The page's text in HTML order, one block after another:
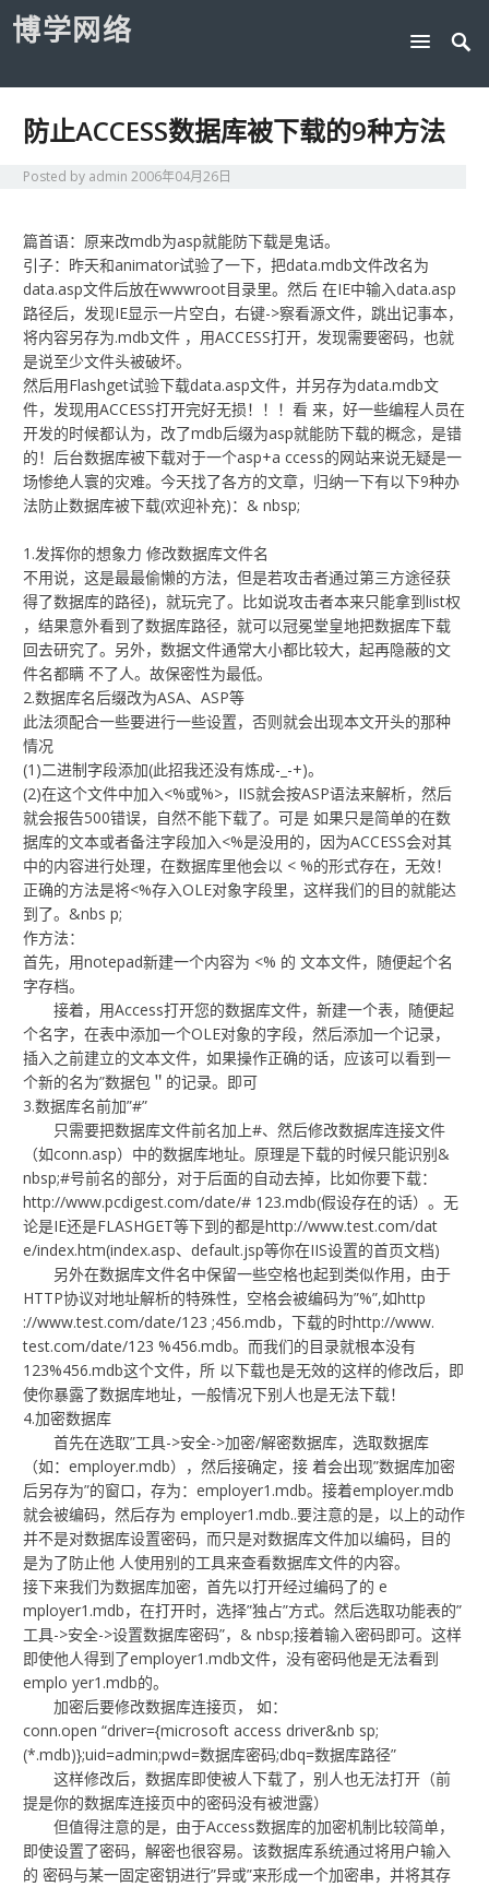
博学网络
防止ACCESS数据库被下载的9种方法
Posted by admin 2006年04月26日
篇首语：原来改mdb为asp就能防下载是鬼话。
引子：昨天和animator试验了一下，把data.mdb文件改名为
data.asp文件后放在wwwroot目录里。然后 在IE中输入data.asp
路径后，发现IE显示一片空白，右键->察看源文件，跳出记事本，
将内容另存为.mdb文件 ，用ACCESS打开，发现需要密码，也就
是说至少文件头被破坏。
然后用Flashget试验下载data.asp文件，并另存为data.mdb文
件，发现用ACCESS打开完好无损！！！看 来，好一些编程人员在
开发的时候都认为，改了mdb后缀为asp就能防下载的概念，是错
的！后台数据库被下载对于一个asp+a ccess的网站来说无疑是一
场惨绝人寰的灾难。今天找了各方的文章，归纳一下有以下9种办
法防止数据库被下载(欢迎补充)：& nbsp;
1.发挥你的想象力 修改数据库文件名
不用说，这是最最偷懒的方法，但是若攻击者通过第三方途径获
得了数据库的路径)，就玩完了。比如说攻击者本来只能拿到list权
，结果意外看到了数据库路径，就可以冠冕堂皇地把数据库下载
回去研究了。另外，数据文件通常大小都比较大，起再隐蔽的文
件名都瞒 不了人。故保密性为最低。
2.数据库名后缀改为ASA、ASP等
此法须配合一些要进行一些设置，否则就会出现本文开头的那种
情况
(1)二进制字段添加(此招我还没有炼成-_-+)。
(2)在这个文件中加入<%或%>，IIS就会按ASP语法来解析，然后
就会报告500错误，自然不能下载了。可是 如果只是简单的在数
据库的文本或者备注字段加入<%是没用的，因为ACCESS会对其
中的内容进行处理，在数据库里他会以 < %的形式存在，无效！
正确的方法是将<%存入OLE对象字段里，这样我们的目的就能达
到了。&nbs p;
作方法：
首先，用notepad新建一个内容为 <% 的 文本文件，随便起个名
字存档。
接着，用Access打开您的数据库文件，新建一个表，随便起
个名字，在表中添加一个OLE对象的字段，然后添加一个记录，
插入之前建立的文本文件，如果操作正确的话，应该可以看到一
个新的名为”数据包＂的记录。即可
3.数据库名前加”#”
只需要把数据库文件前名加上#、然后修改数据库连接文件
（如conn.asp）中的数据库地址。原理是下载的时候只能识别&
nbsp;#号前名的部分，对于后面的自动去掉，比如你要下载：
http://www.pcdigest.com/date/# 123.mdb(假设存在的话）。无
论是IE还是FLASHGET等下到的都是http://www.test.com/dat
e/index.htm(index.asp、default.jsp等你在IIS设置的首页文档)
另外在数据库文件名中保留一些空格也起到类似作用，由于
HTTP协议对地址解析的特殊性，空格会被编码为”%”,如http
://www.test.com/date/123 ;456.mdb，下载的时http://www.
test.com/date/123 %456.mdb。而我们的目录就根本没有
123%456.mdb这个文件，所 以下载也是无效的这样的修改后，即
使你暴露了数据库地址，一般情况下别人也是无法下载！
4.加密数据库
首先在选取”工具->安全->加密/解密数据库，选取数据库
（如：employer.mdb），然后接确定，接 着会出现”数据库加密
后另存为”的窗口，存为：employer1.mdb。接着employer.mdb
就会被编码，然后存为 employer1.mdb..要注意的是，以上的动作
并不是对数据库设置密码，而只是对数据库文件加以编码，目的
是为了防止他 人使用别的工具来查看数据库文件的内容。
接下来我们为数据库加密，首先以打开经过编码了的 e
mployer1.mdb，在打开时，选择”独占”方式。然后选取功能表的”
工具->安全->设置数据库密码”，& nbsp;接着输入密码即可。这样
即使他人得到了employer1.mdb文件，没有密码他是无法看到
emplo yer1.mdb的。
加密后要修改数据库连接页， 如：
conn.open “driver={microsoft access driver&nb sp;
(*.mdb)};uid=admin;pwd=数据库密码;dbq=数据库路径”
这样修改后，数据库即使被人下载了，别人也无法打开（前
提是你的数据库连接页中的密码没有被泄露）
但值得注意的是，由于Access数据库的加密机制比较简单，
即使设置了密码，解密也很容易。该数据库系统通过将用户输入
的 密码与某一固定密钥进行”异或”来形成一个加密串，并将其存